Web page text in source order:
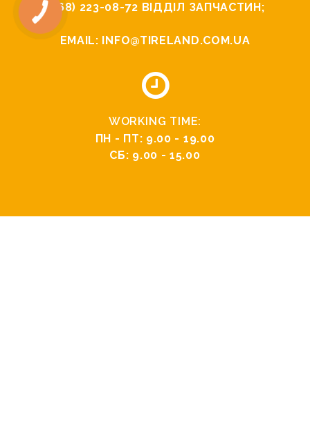
(068) 223-08-72 ВІДДІЛ ЗАПЧАСТИН;
EMAIL: INFO@TIRELAND.COM.UA
WORKING TIME:
ПН - ПТ: 9.00 - 19.00
СБ: 9.00 - 15.00